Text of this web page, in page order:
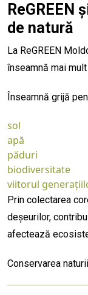
de natură
La ReGREEN
înseamnă mai
Înseamnă grijă
sol
apă
păduri
biodiversitate
viitorul
Prin colectarea
deșeurilor,
afectează
Conservarea